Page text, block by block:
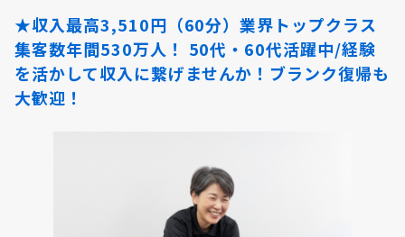
★収入最高3,510円（60分）業界トップクラス
集客数年間530万人！ 50代・60代活躍中/経験
を活かして収入に繋げませんか！ブランク復帰も
大歓迎！